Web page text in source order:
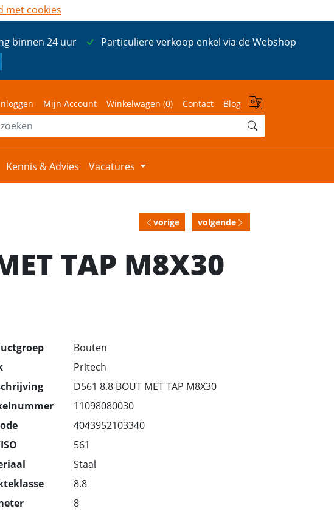
binnen 24 uur
Particuliere verkoop enkel via de Webshop
Mijn Account Winkelwagen (0) Contact Blog
Kennis & Advies Vacatures
vorige volgende
TAP M8X30
Bouten
Pritech
D561 8.8 BOUT MET TAP M8X30
11098080030
4043952103340
561
Staal
8.8
8
met cookies